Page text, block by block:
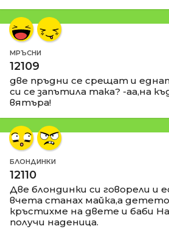
МРЪСНИ
12109
две пръдни се срещат и
си се запътила така? -аа,на
вятъра!
БЛОНДИНКИ
12110
Две блондинки си говорели и
вчета станах майка,а
кръстихме на двете и баби
получи наденица.